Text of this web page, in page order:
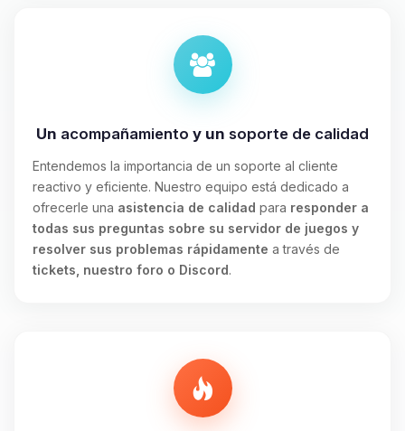
Un acompañamiento y un soporte de calidad
Entendemos la importancia de un soporte al cliente
reactivo y eficiente. Nuestro equipo está dedicado a
ofrecerle una asistencia de calidad para responder a
todas sus preguntas sobre su servidor de juegos y
resolver sus problemas rápidamente a través de
tickets, nuestro foro o Discord.